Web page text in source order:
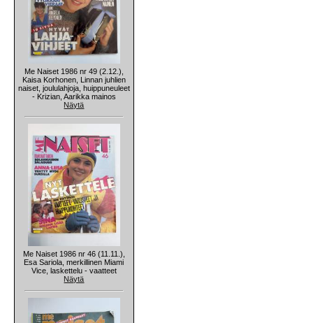
Me Naiset 1986 nr 49 (2.12.),
Kaisa Korhonen, Linnan juhlien
naiset, joululahjoja, huippuneuleet
- Krizian, Aarikka mainos
Näytä
Me Naiset 1986 nr 46 (11.11.),
Esa Sariola, merkillinen Miami
Vice, laskettelu - vaatteet
Näytä